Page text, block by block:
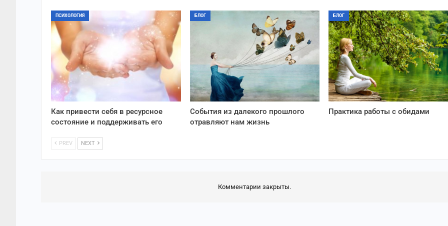
ПСИХОЛОГИЯ
Как привести себя в ресурсное
состояние и поддерживать его
БЛОГ
События из далекого прошлого
отравляют нам жизнь
БЛОГ
Практика работы с обидами
PREV NEXT
Комментарии закрыты.